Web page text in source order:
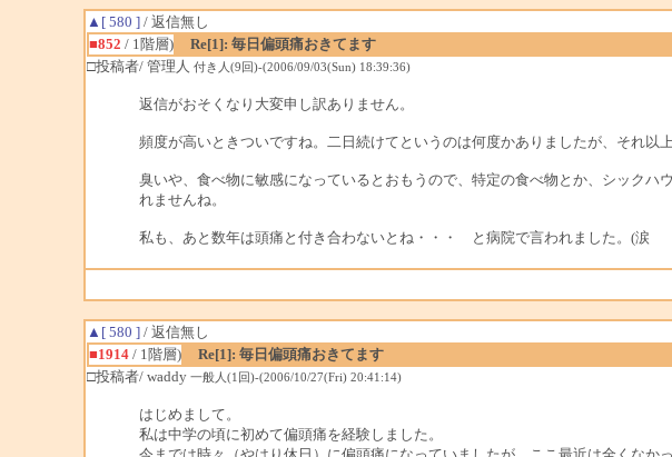
▲[ 580 ]/ 返信無し
■852 / 1階層)
Re[1]: 毎日偏頭痛おきてます
□投稿者/ 管理人 付き人(9回)-(2006/09/03(Sun) 18:39:36)
返信がおそくなり大変申し訳ありません。
頻度が高いときついですね。二日続けてというのは何度かありましたが、それ以
臭いや、食べ物に敏感になっているとおもうので、特定の食べ物とか、シック
れませんね。
私も、あと数年は頭痛と付き合わないとね・・・ と病院で言われました。(涙
▲[ 580 ]/ 返信無し
■1914/ 1階層)
Re[1]: 毎日偏頭痛おきてます
□投稿者/ waddy 一般人(1回)-(2006/10/27(Fri) 20:41:14)
はじめまして。
私は中学の頃に初めて偏頭痛を経験しました。